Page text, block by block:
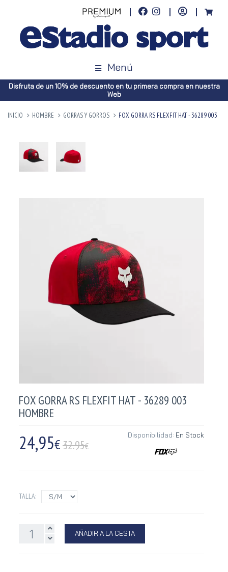
Menú
Disfruta de un 10% de descuento en tu primera compra en nuestra
Web
INICIO HOMBRE GORRAS Y GORROS FOX GORRA RS FLEXFIT HAT - 36289 003
FOX GORRA RS FLEXFIT HAT - 36289 003
HOMBRE
24,95€32.95€
Disponibilidad: En Stock
TALLA:
AÑADIR A LA CESTA